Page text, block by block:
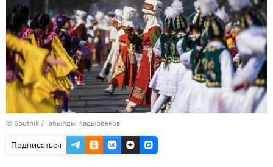
© Sputnik / Табылды Кадырбеков
Подписаться